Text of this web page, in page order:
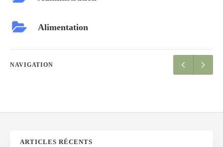
Alimentation
NAVIGATION
ARTICLES RÉCENTS